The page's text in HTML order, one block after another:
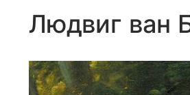
Людвиг ван